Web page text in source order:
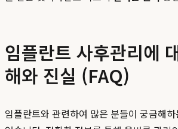
임플란트 사후관리에
해와 진실 (FAQ)
임플란트와 관련하여 많은 분들이 궁금해